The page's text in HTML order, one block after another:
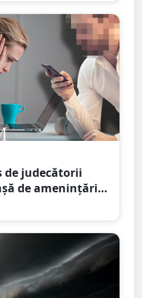
de judecătorii
de amenințări
pe amanta